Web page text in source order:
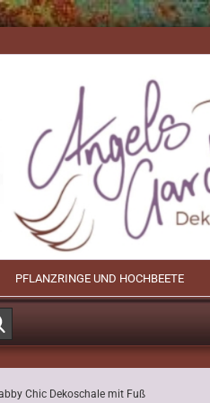
PFLANZRINGE UND HOCHBEETE
Chic Dekoschale mit Fuß